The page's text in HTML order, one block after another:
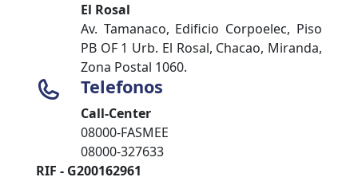
El Rosal
Av. Tamanaco, Edificio Corpoelec, Piso
PB OF 1 Urb. El Rosal, Chacao, Miranda,
Zona Postal 1060.
Telefonos
Call-Center
08000-FASMEE
08000-327633
RIF - G200162961